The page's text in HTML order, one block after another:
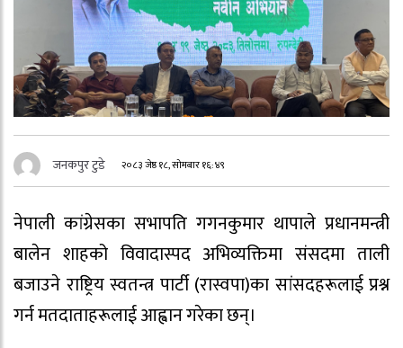
जनकपुर टुडे २०८३ जेष्ठ १८, सोमबार १६:४९
नेपाली कांग्रेसका सभापति गगनकुमार थापाले प्रधानमन्त्री
बालेन शाहको विवादास्पद अभिव्यक्तिमा संसदमा ताली
बजाउने राष्ट्रिय स्वतन्त्र पार्टी (रास्वपा)का सांसदहरूलाई प्रश्न
गर्न मतदाताहरूलाई आह्वान गरेका छन्।